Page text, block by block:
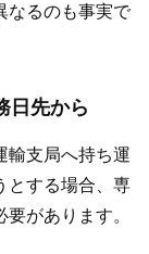
なるのも事実で
日先から
輸支局へ持ち運
とする場合、専
があります。